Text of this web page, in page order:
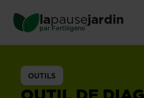
main
content
lapausejardin
par Fertiligène®
OUTILS